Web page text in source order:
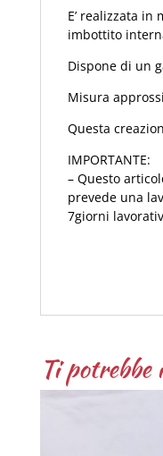
E’ realizzata
imbottito
Dispone di un
Misura
Questa
IMPORTANTE:
– Questo
prevede una
7giorni
Ti